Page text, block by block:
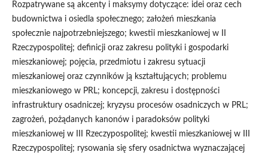
Rozpatrywane są akcenty i maksymy dotyczące: idei oraz cech
budownictwa i osiedla społecznego; założeń mieszkania
społecznie najpotrzebniejszego; kwestii mieszkaniowej w II
Rzeczypospolitej; definicji oraz zakresu polityki i gospodarki
mieszkaniowej; pojęcia, przedmiotu i zakresu sytuacji
mieszkaniowej oraz czynników ją kształtujących; problemu
mieszkaniowego w PRL; koncepcji, zakresu i dostępności
infrastruktury osadniczej; kryzysu procesów osadniczych w PRL;
zagrożeń, pożądanych kanonów i paradoksów polityki
mieszkaniowej w III Rzeczypospolitej; kwestii mieszkaniowej w III
Rzeczypospolitej; rysowania się sfery osadnictwa wyznaczającej